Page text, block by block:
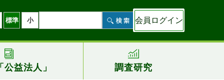
標準 小 会員ログイン
益法人」 調査研究